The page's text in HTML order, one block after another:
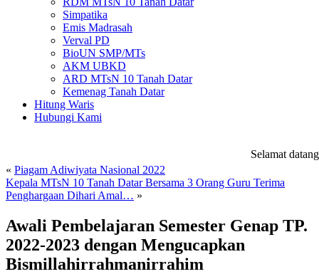
Simpatika
Emis Madrasah
Verval PD
BioUN SMP/MTs
AKM UBKD
ARD MTsN 10 Tanah Datar
Kemenag Tanah Datar
Hitung Waris
Hubungi Kami
Selamat datang
« Piagam Adiwiyata Nasional 2022
Kepala MTsN 10 Tanah Datar Bersama 3 Orang Guru Terima
Penghargaan Dihari Amal… »
Awali Pembelajaran Semester Genap TP.
2022-2023 dengan Mengucapkan
Bismillahirrahmanirrahim